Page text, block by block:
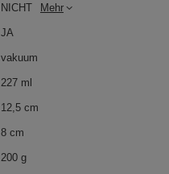
NICHT Mehr
JA
vakuum
227 ml
12,5 cm
8 cm
200 g